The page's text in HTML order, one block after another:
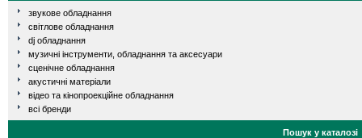
звукове обладнання
світлове обладнання
dj обладнання
музичні інструменти, обладнання та аксесуари
сценічне обладнання
акустичні матеріали
відео та кінопроекційне обладнання
всі бренди
Пошук у каталозі